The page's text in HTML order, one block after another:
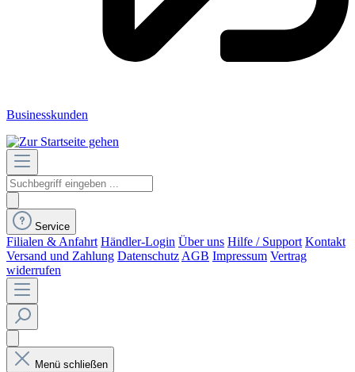
Businesskunden
Service
Filialen & Anfahrt Händler-Login Über uns Hilfe / Support Kontakt
Versand und Zahlung Datenschutz AGB Impressum Vertrag
widerrufen
Menü schließen